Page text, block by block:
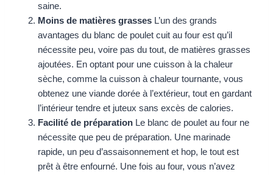
saine.
Moins de matières grasses L’un des grands
avantages du blanc de poulet cuit au four est qu’il
nécessite peu, voire pas du tout, de matières grasses
ajoutées. En optant pour une cuisson à la chaleur
sèche, comme la cuisson à chaleur tournante, vous
obtenez une viande dorée à l’extérieur, tout en gardant
l’intérieur tendre et juteux sans excès de calories.
Facilité de préparation Le blanc de poulet au four ne
nécessite que peu de préparation. Une marinade
rapide, un peu d’assaisonnement et hop, le tout est
prêt à être enfourné. Une fois au four, vous n’avez